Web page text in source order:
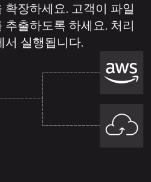
장하세요. 고객이 파일
출하도록 하세요. 처리
서 실행됩니다.